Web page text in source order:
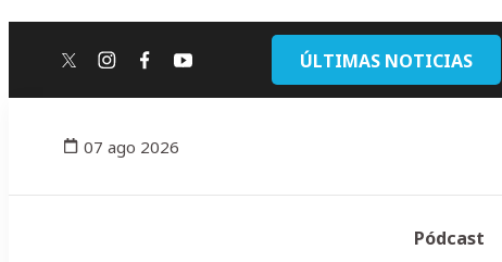
twitterinstagram
facebook
youtube ÚLTIMAS NOTICIAS
07 ago 2026
Pódcast